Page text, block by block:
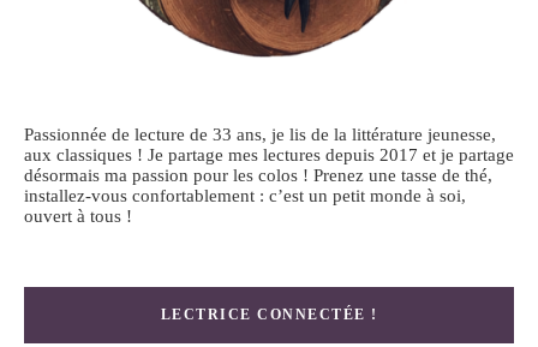
Passionnée de lecture de 33 ans, je lis de la littérature jeunesse,
aux classiques ! Je partage mes lectures depuis 2017 et je partage
désormais ma passion pour les colos ! Prenez une tasse de thé,
installez-vous confortablement : c’est un petit monde à soi,
ouvert à tous !
LECTRICE CONNECTÉE !